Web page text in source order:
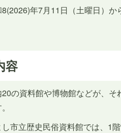
年7月11日（土曜日）
容
20の資料館や博物館などが、
市立歴史民俗資料館では、1